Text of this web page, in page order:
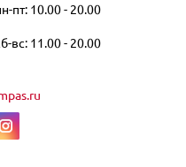
пт: 10.00 - 20.00
вс: 11.00 - 20.00